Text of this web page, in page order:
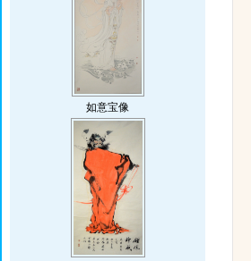
如意宝像